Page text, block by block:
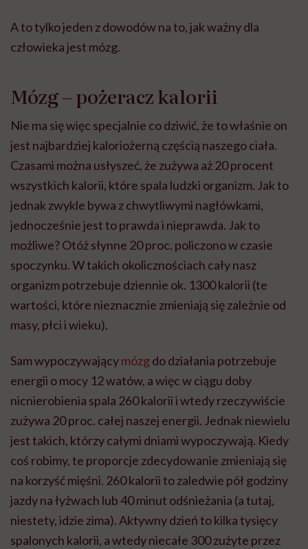
A to tylko jeden z dowodów na to, jak ważny dla
człowieka jest mózg.
Mózg – pożeracz kalorii
Nie ma się więc specjalnie co dziwić, że to właśnie on
jest najbardziej kaloriożerną częścią naszego ciała.
Czasami można usłyszeć, że zużywa aż 20 procent
wszystkich kalorii, które spala ludzki organizm. Jak to
jednak zwykle bywa z chwytliwymi nagłówkami,
jednocześnie jest to prawda i nieprawda. Jak to
możliwe? Otóż słynne 20 proc. policzono w czasie
spoczynku. W takich okolicznościach cały nasz
organizm potrzebuje dziennie ok. 1300 kalorii (te
wartości, które nieznacznie zmieniają się zależnie od
masy, płci i wieku).
Sam wypoczywającymózgdo działania potrzebuje
energii o mocy 12 watów, a więc w ciągu doby
nicnierobienia spala 260 kalorii i wtedy rzeczywiście
zużywa 20 proc. całej naszej energii. Jednak niewielu
jest takich, którzy całymi dniami wypoczywają. Kiedy
coś robimy, te proporcje zdecydowanie zmieniają się
na korzyść mięśni. 260 kalorii to zaledwie pół godziny
jazdy na łyżwach lub 40 minut odśnieżania (a tutaj,
niestety, idzie zima). Aktywny dzień to kilka tysięcy
spalonych kalorii, a wtedy niecałe 300 zużyte przez